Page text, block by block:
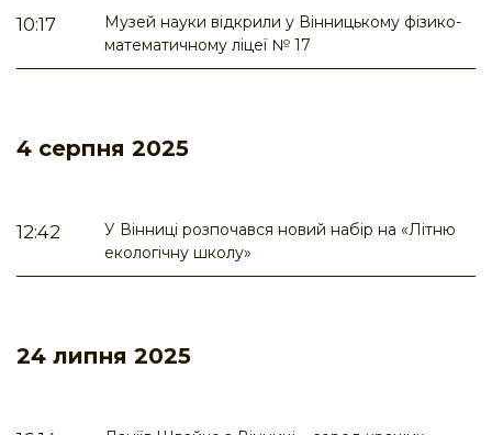
10:17
Музей науки відкрили у Вінницькому фізико-
математичному ліцеї № 17
4 серпня 2025
12:42
У Вінниці розпочався новий набір на «Літню
екологічну школу»
24 липня 2025